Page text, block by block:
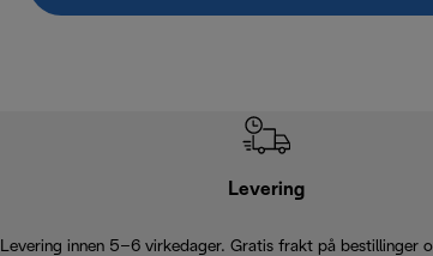
Levering
Levering innen 5–6 virkedager. Gratis frakt på bestillinger